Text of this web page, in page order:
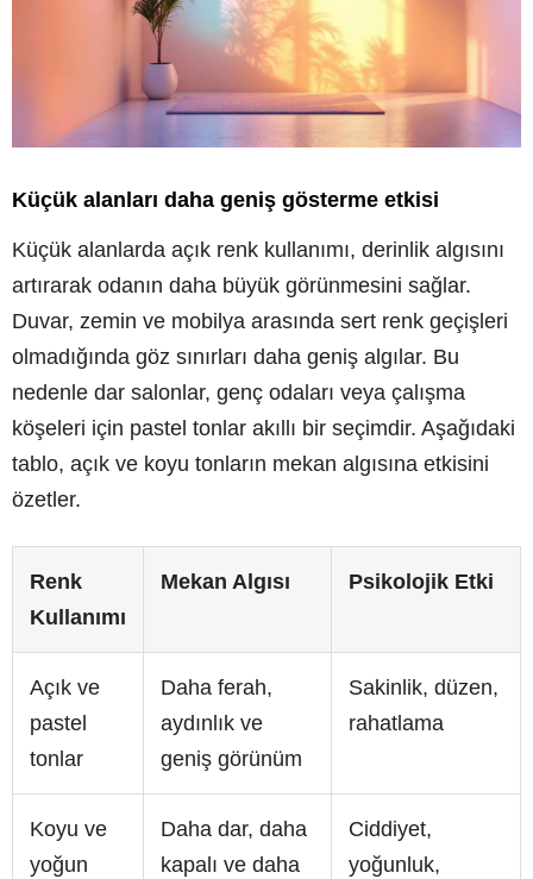
Küçük alanları daha geniş gösterme etkisi
Küçük alanlarda açık renk kullanımı, derinlik algısını
artırarak odanın daha büyük görünmesini sağlar.
Duvar, zemin ve mobilya arasında sert renk geçişleri
olmadığında göz sınırları daha geniş algılar. Bu
nedenle dar salonlar, genç odaları veya çalışma
köşeleri için pastel tonlar akıllı bir seçimdir. Aşağıdaki
tablo, açık ve koyu tonların mekan algısına etkisini
özetler.
Renk
Kullanımı
Mekan Algısı Psikolojik Etki
Açık ve
pastel
tonlar
Daha ferah,
aydınlık ve
geniş görünüm
Sakinlik, düzen,
rahatlama
Koyu ve
yoğun
Daha dar, daha
kapalı ve daha
Ciddiyet,
yoğunluk,